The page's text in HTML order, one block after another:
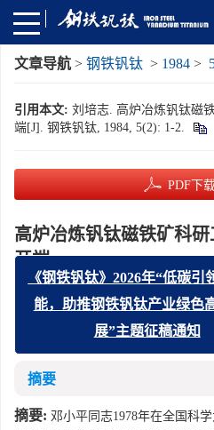
文章导航 > 钢铁钒钛 > 1984 >
引用本文: 刘培志. 高炉冶炼钒钛磁
端[J]. 钢铁钒钛, 1984, 5(2): 1-2.
PDF下
高炉冶炼钒钛磁铁矿科
开端
刘培志
攀钢公司、攀枝花钢铁研究院院长
摘要
摘要: 邓小平同志1978年在全国科
《钢铁钒钛》2026年“低碳引
能，助推钢铁钒钛产业绿色
展”主题征稿通知